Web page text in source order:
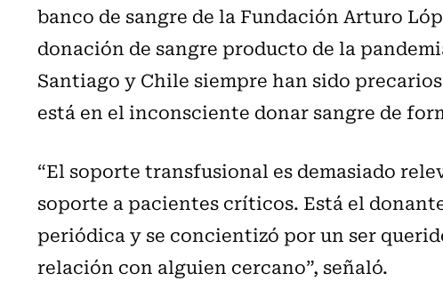
banco de sangre de la Fundación Arturo
donación de sangre producto de la
Santiago y Chile siempre han sido
está en el inconsciente donar sangre de
“El soporte transfusional es demasiado
soporte a pacientes críticos. Está el
periódica y se concientizó por un ser
relación con alguien cercano”, señaló.